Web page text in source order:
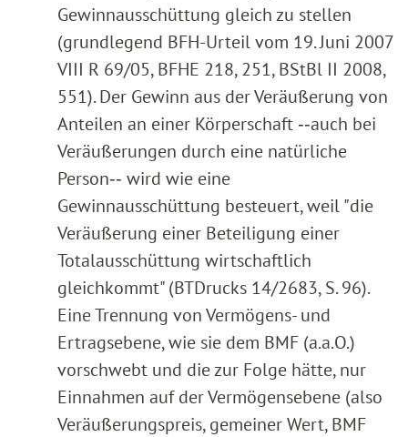
Gewinnausschüttung gleich zu stellen
(grundlegend BFH-Urteil vom 19. Juni 2007
VIII R 69/05, BFHE 218, 251, BStBl II 2008,
551). Der Gewinn aus der Veräußerung von
Anteilen an einer Körperschaft ‑‑auch bei
Veräußerungen durch eine natürliche
Person‑‑ wird wie eine
Gewinnausschüttung besteuert, weil "die
Veräußerung einer Beteiligung einer
Totalausschüttung wirtschaftlich
gleichkommt" (BTDrucks 14/2683, S. 96).
Eine Trennung von Vermögens- und
Ertragsebene, wie sie dem BMF (a.a.O.)
vorschwebt und die zur Folge hätte, nur
Einnahmen auf der Vermögensebene (also
Veräußerungspreis, gemeiner Wert, BMF